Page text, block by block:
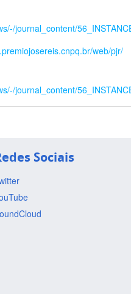
journal_content/
web/pjr/
journal_content/
Sociais